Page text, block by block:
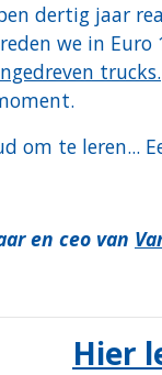
dertig jaar
we in
trucks.
om te leren...
en ceo van
Hier